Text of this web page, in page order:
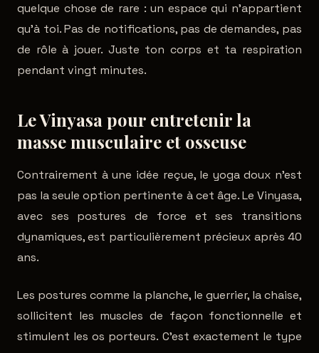
quelque chose de rare : un espace qui n'appartient
qu'à toi. Pas de notifications, pas de demandes, pas
de rôle à jouer. Juste ton corps et ta respiration
pendant vingt minutes.
Le Vinyasa pour entretenir la
masse musculaire et osseuse
Contrairement à une idée reçue, le yoga doux n'est
pas la seule option pertinente à cet âge. Le Vinyasa,
avec ses postures de force et ses transitions
dynamiques, est particulièrement précieux après 40
ans.
Les postures comme la planche, le guerrier, la chaise,
sollicitent les muscles de façon fonctionnelle et
stimulent les os porteurs. C'est exactement le type